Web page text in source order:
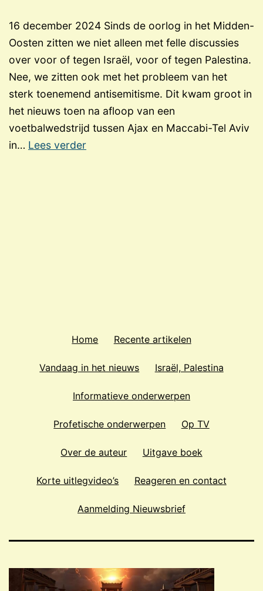
16 december 2024 Sinds de oorlog in het Midden-
Oosten zitten we niet alleen met felle discussies
over voor of tegen Israël, voor of tegen Palestina.
Nee, we zitten ook met het probleem van het
sterk toenemend antisemitisme. Dit kwam groot in
het nieuws toen na afloop van een
voetbalwedstrijd tussen Ajax en Maccabi-Tel Aviv
in… Lees verderAntisemitisme
Home Recente artikelen
Vandaag in het nieuws Israël, Palestina
Informatieve onderwerpen
Profetische onderwerpen Op TV
Over de auteur Uitgave boek
Korte uitlegvideo’s Reageren en contact
Aanmelding Nieuwsbrief